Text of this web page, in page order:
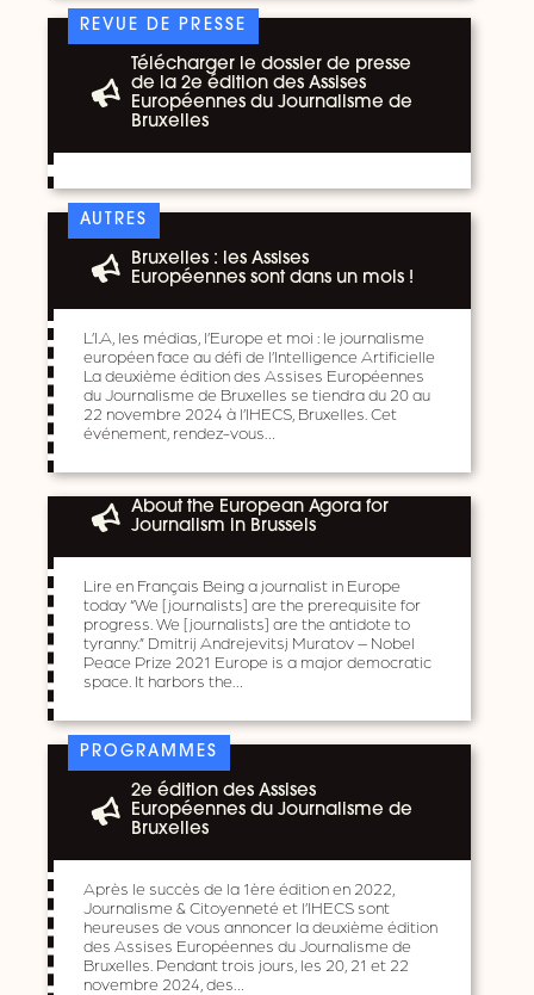
REVUE DE PRESSE
Télécharger le dossier de presse
de la 2e édition des Assises
Européennes du Journalisme de
Bruxelles
AUTRES
Bruxelles : les Assises
Européennes sont dans un mois !
L’I.A, les médias, l’Europe et moi : le journalisme
européen face au défi de l’Intelligence Artificielle
La deuxième édition des Assises Européennes
du Journalisme de Bruxelles se tiendra du 20 au
22 novembre 2024 à l’IHECS, Bruxelles. Cet
événement, rendez-vous…
About the European Agora for
Journalism in Brussels
Lire en Français Being a journalist in Europe
today “We [journalists] are the prerequisite for
progress. We [journalists] are the antidote to
tyranny.” Dmitrij Andrejevitsj Muratov – Nobel
Peace Prize 2021 Europe is a major democratic
space. It harbors the…
PROGRAMMES
2e édition des Assises
Européennes du Journalisme de
Bruxelles
Après le succès de la 1ère édition en 2022,
Journalisme & Citoyenneté et l’IHECS sont
heureuses de vous annoncer la deuxième édition
des Assises Européennes du Journalisme de
Bruxelles. Pendant trois jours, les 20, 21 et 22
novembre 2024, des…